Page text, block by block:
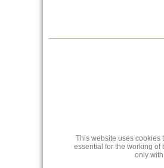
This website uses cookies
essential for the working of
only